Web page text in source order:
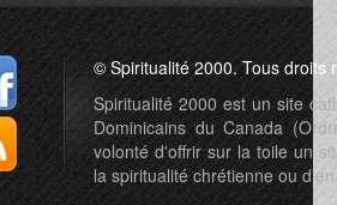
© Spiritualité 2000. Tous droits
Spiritualité 2000 est un site
Dominicains du Canada
volonté d'offrir sur la toile un
la spiritualité chrétienne ou